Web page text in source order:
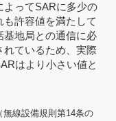
よってSARに多少の
許容値を満たして
基地局との通信に必
れているため、実際
はより小さい値と
線設備規則第14条の